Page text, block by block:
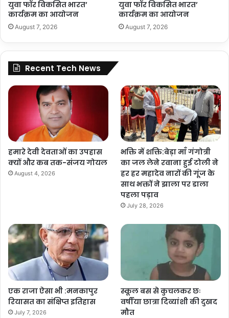
युवा फॉर विकसित भारत’
कार्यक्रम का आयोजन
August 7, 2026
युवा फॉर विकसित भारत’
कार्यक्रम का आयोजन
August 7, 2026
Recent Tech News
हमारे देवी देवताओं का उपहास
क्यों और कब तक-संजय गोयल
August 4, 2026
भक्ति में शक्ति:बेड़ा माँ गंगोत्री
का जल लेने रवाना हुई टोली ने
हर हर महादेव नारों की गूंज के
साथ भक्तों ने झाला पर डाला
पहला पड़ाव
July 28, 2026
एक राजा ऐसा भी :मनकापुर
रियासत का संक्षिप्त इतिहास
July 7, 2026
स्कूल बस से कुचलकर छः
वर्षीया छात्रा दिव्यांशी की दुखद
मौत